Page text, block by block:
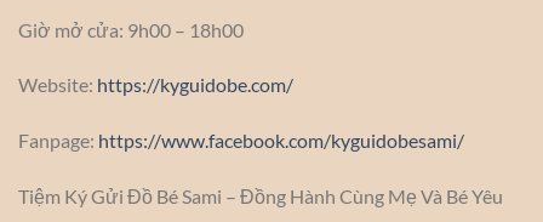
Giờ mở cửa: 9h00 – 18h00
Website: https://kyguidobe.com/
Fanpage: https://www.facebook.com/kyguidobesami/
Tiệm Ký Gửi Đồ Bé Sami – Đồng Hành Cùng Mẹ Và Bé Yêu